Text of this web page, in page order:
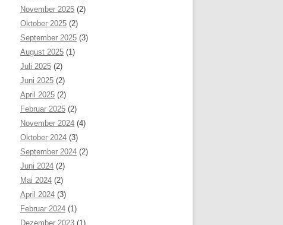
November 2025 (2)
Oktober 2025 (2)
September 2025 (3)
August 2025 (1)
Juli 2025 (2)
Juni 2025 (2)
April 2025 (2)
Februar 2025 (2)
November 2024 (4)
Oktober 2024 (3)
September 2024 (2)
Juni 2024 (2)
Mai 2024 (2)
April 2024 (3)
Februar 2024 (1)
Dezember 2023 (1)